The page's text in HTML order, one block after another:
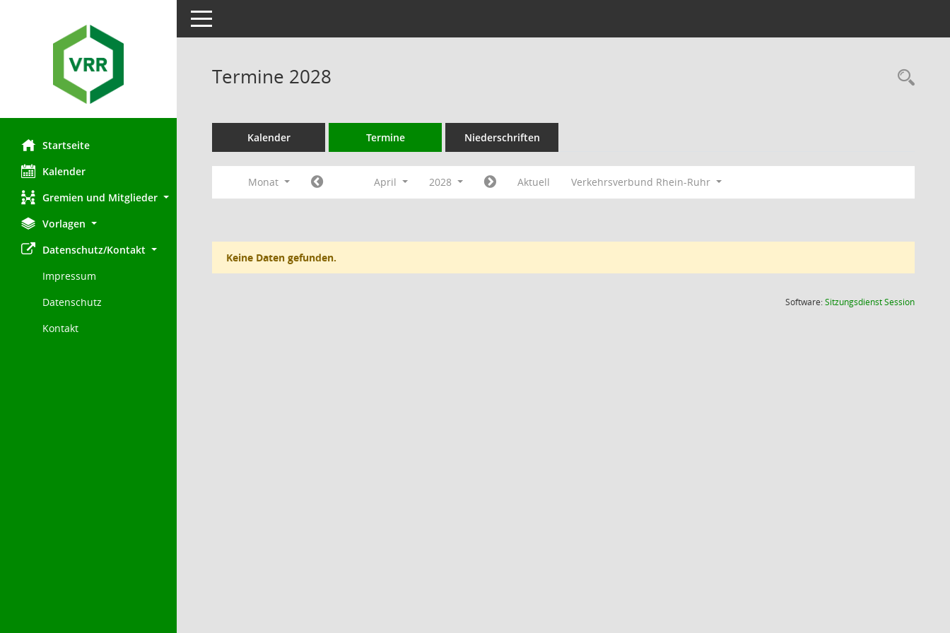
Startseite
Kalender
Gremien und Mitglieder
Vorlagen
Datenschutz/Kontakt
Impressum
Datenschutz
Kontakt
Toggle navigation
Termine 2028
Kalender Termine Niederschriften
Monat April 2028 Aktuell Verkehrsverbund Rhein-Ruhr
Keine Daten gefunden.
Software:SitzungsdienstSession(Wird in